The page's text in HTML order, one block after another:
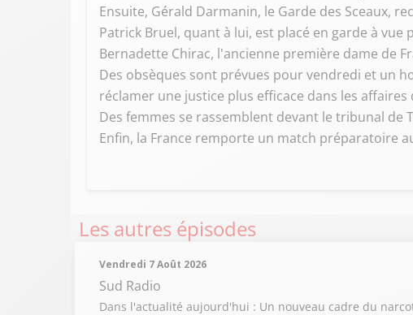
Ensuite, Gérald Darmanin, le Garde des Sceaux,
Patrick Bruel, quant à lui, est placé en garde à
Bernadette Chirac, l'ancienne première dame de
Des obsèques sont prévues pour vendredi et un
réclamer une justice plus efficace dans les
Des femmes se rassemblent devant le tribunal
Enfin, la France remporte un match préparatoire
Les autres épisodes
Vendredi 7 Août 2026
Sud Radio
Dans l'actualité aujourd'hui : Un nouveau cadre du